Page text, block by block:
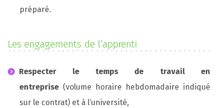
préparé.
Les engagements de l’apprenti
Respecter le temps de travail en
entreprise (volume horaire hebdomadaire indiqué
sur le contrat) et à l’université,